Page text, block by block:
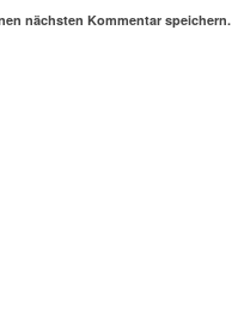
nächsten Kommentar speichern.